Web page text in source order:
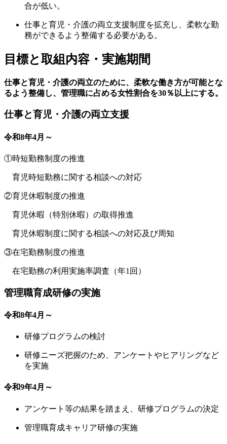
合が低い。
仕事と育児・介護の両立支援制度を拡充し、柔軟な勤
務ができるよう整備する必要がある。
目標と取組内容・実施期間
仕事と育児・介護の両立のために、柔軟な働き方が可能とな
るよう整備し、管理職に占める女性割合を30％以上にする。
仕事と育児・介護の両立支援
令和8年4月～
①時短勤務制度の推進
育児時短勤務に関する相談への対応
②育児休暇制度の推進
育児休暇（特別休暇）の取得推進
育児休暇制度に関する相談への対応及び周知
③在宅勤務制度の推進
在宅勤務の利用実施率調査（年1回）
管理職育成研修の実施
令和8年4月～
研修プログラムの検討
研修ニーズ把握のため、アンケートやヒアリングなど
を実施
令和9年4月～
アンケート等の結果を踏まえ、研修プログラムの決定
管理職育成キャリア研修の実施